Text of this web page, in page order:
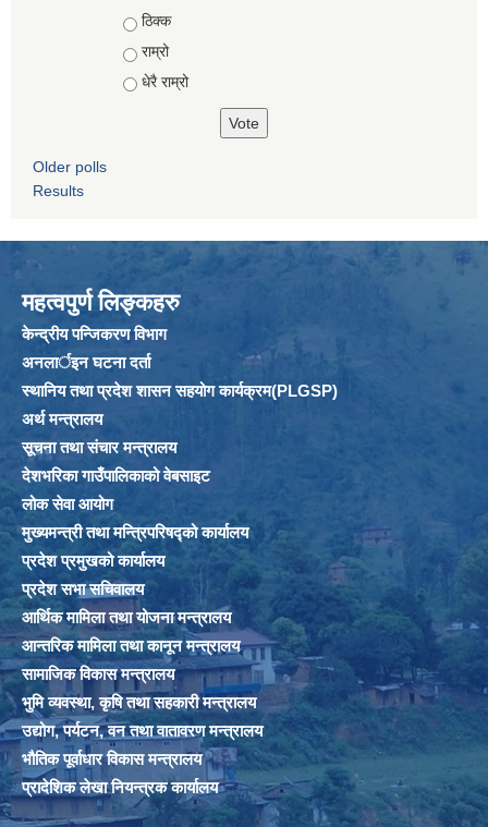
Choices
ठिक्क
राम्रो
धेरै राम्रो
Older polls
Results
महत्वपुर्ण लिङ्कहरु
केन्द्रीय पन्जिकरण विभाग
अनलार्इन घटना दर्ता
स्थानिय तथा प्रदेश शासन सहयोग कार्यक्रम(PLGSP)
अर्थ मन्त्रालय
सूचना तथा संचार मन्त्रालय
देशभरिका गाउँपालिकाको वेबसाइट
लोक सेवा आयोग
मुख्यमन्त्री तथा मन्त्रिपरिषद्को कार्यालय
प्रदेश प्रमुखको कार्यालय
प्रदेश सभा सचिवालय
आर्थिक मामिला तथा योजना मन्त्रालय
आन्तरिक मामिला तथा कानून मन्त्रालय
सामाजिक विकास मन्त्रालय
भुमि व्यवस्था, कृषि तथा सहकारी मन्त्रालय
उद्योग, पर्यटन, वन तथा वातावरण मन्त्रालय
भौतिक पूर्वाधार विकास मन्त्रालय
प्रादेशिक लेखा नियन्त्रक कार्यालय